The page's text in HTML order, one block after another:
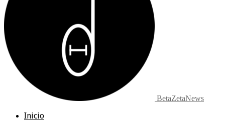
BetaZetaNews
Inicio